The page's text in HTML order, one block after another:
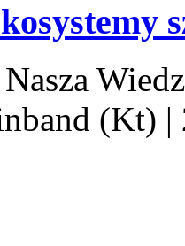
(Kt) |